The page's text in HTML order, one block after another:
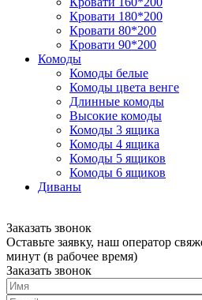
Кровати 180*200
Кровати 80*200
Кровати 90*200
Комоды
Комоды белые
Комоды цвета венге
Длинные комоды
Высокие комоды
Комоды 3 ящика
Комоды 4 ящика
Комоды 5 ящиков
Комоды 6 ящиков
Диваны
Заказать звонок
Оставьте заявку, наш оператор
минут (в рабочее время)
Заказать звонок